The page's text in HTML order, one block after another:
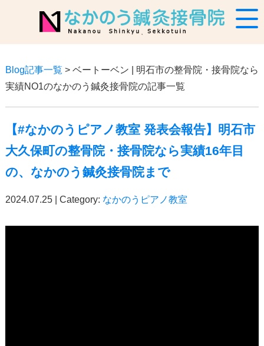
Blog記事一覧 > ベートーベン | 明石市の整骨院・接骨院なら
実績NO1のなかのう鍼灸接骨院の記事一覧
【#なかのうピアノ教室 発表会報告】明石市
大久保町の整骨院・接骨院なら実績16年目
の、なかのう鍼灸接骨院まで
2024.07.25 | Category: なかのうピアノ教室